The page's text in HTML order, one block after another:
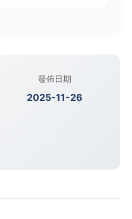
發佈日期
2025-11-26